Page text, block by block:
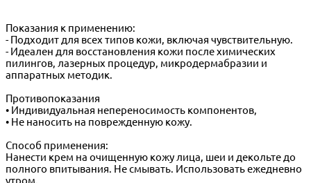
Показания к применению:
- Подходит для всех типов кожи, включая чувствительную.
- Идеален для восстановления кожи после химических
пилингов, лазерных процедур, микродермабразии и
аппаратных методик.
Противопоказания
• Индивидуальная непереносимость компонентов,
• Не наносить на поврежденную кожу.
Способ применения:
Нанести крем на очищенную кожу лица, шеи и декольте до
полного впитывания. Не смывать. Использовать ежедневно